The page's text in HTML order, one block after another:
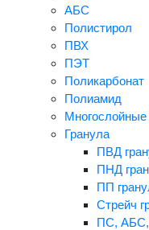
АБС
Полистирол
ПВХ
ПЭТ
Поликарбонат
Полиамид
Многослойные
Гранула
ПВД
ПНД
ПП
Стрейч
ПС, АБС,